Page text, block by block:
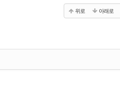
위로 아래로